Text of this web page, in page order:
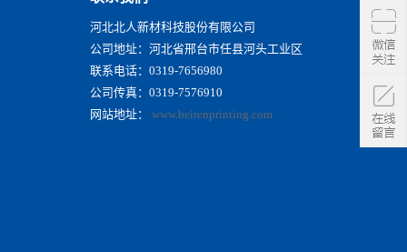
河北北人新材科技股份有限公司
公司地址：河北省邢台市任县河头工业区
联系电话：0319-7656980
公司传真：0319-7576910
网站地址： www.beirenprinting.com